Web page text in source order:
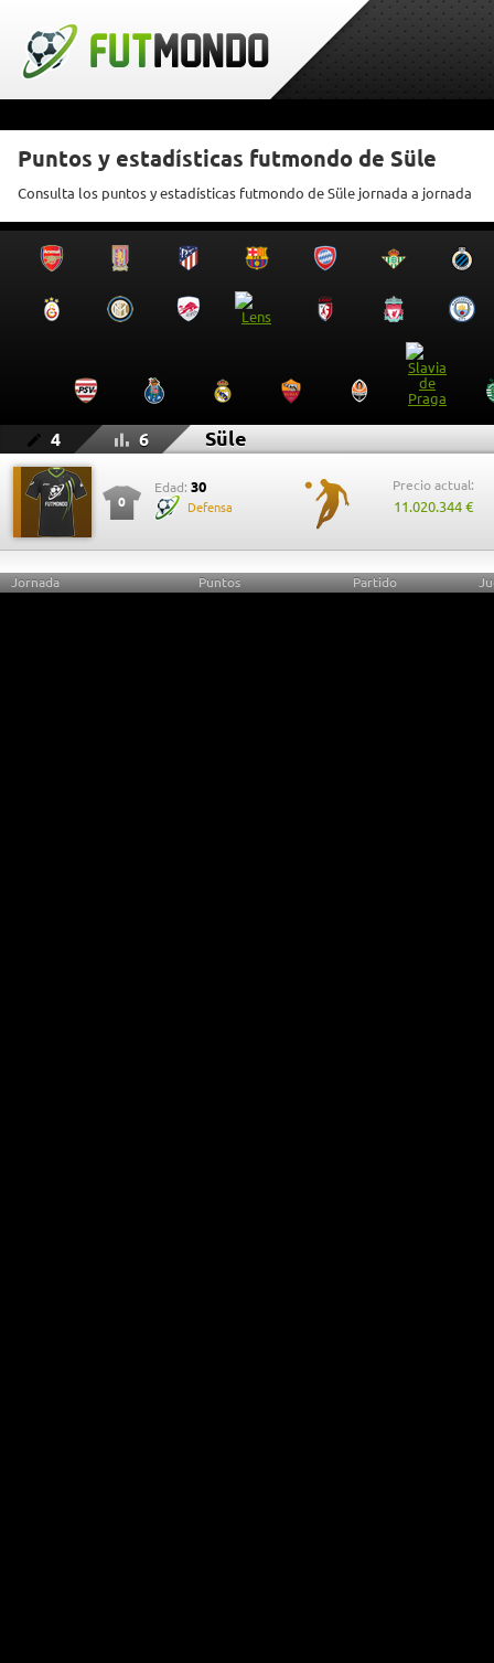
Puntos y estadísticas futmondo de Süle
Consulta los puntos y estadísticas futmondo de Süle jornada a jornada
4 6 Süle
0
Edad: 30
Defensa
Precio actual:
11.020.344 €
Jornada Puntos Partido